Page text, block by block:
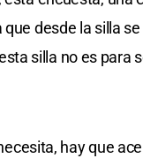
desde la silla
silla no es para
hay que